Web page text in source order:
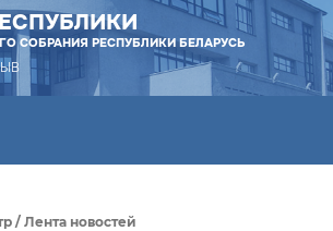
СОБРАНИЯ РЕСПУБЛИКИ БЕЛАРУСЬ
/ Лента новостей